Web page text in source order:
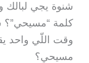
المسيح
شنوة يجي
كلمة “مسيحي”؟
وقت اللّي واحد
مسيحي؟